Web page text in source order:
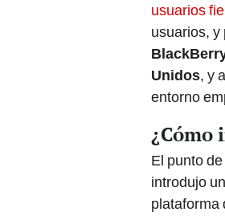
usuarios
usuarios, y
Unidos, y
entorno
¿Cómo
El punto
introdujo
plataforma